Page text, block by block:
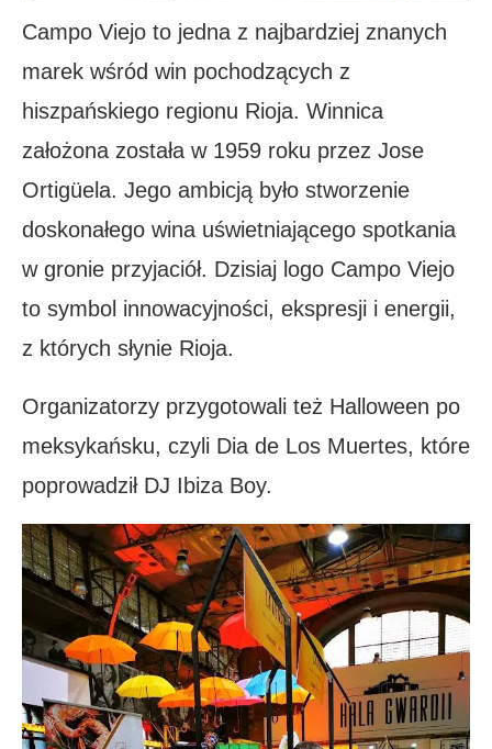
Campo Viejo to jedna z najbardziej znanych
marek wśród win pochodzących z
hiszpańskiego regionu Rioja. Winnica
założona została w 1959 roku przez Jose
Ortigüela. Jego ambicją było stworzenie
doskonałego wina uświetniającego spotkania
w gronie przyjaciół. Dzisiaj logo Campo Viejo
to symbol innowacyjności, ekspresji i energii,
z których słynie Rioja.
Organizatorzy przygotowali też Halloween po
meksykańsku, czyli Dia de Los Muertes, które
poprowadził DJ Ibiza Boy.